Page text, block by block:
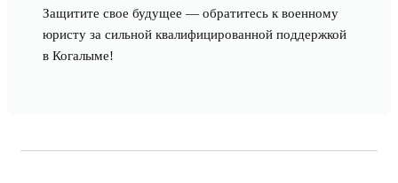
Защитите свое будущее — обратитесь к военному
юристу за сильной квалифицированной поддержкой
в Когалыме!